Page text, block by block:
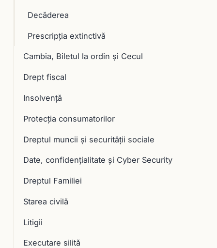
Decăderea
Prescripţia extinctivă
Cambia, Biletul la ordin și Cecul
Drept fiscal
Insolvență
Protecția consumatorilor
Dreptul muncii și securității sociale
Date, confidențialitate și Cyber Security
Dreptul Familiei
Starea civilă
Litigii
Executare silită